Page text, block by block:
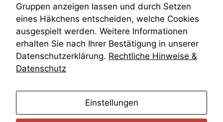
Zuständigkeit
Öffentliches Personalrecht
Öffentlichkeitsprinzip
Gruppen anzeigen lassen und durch Setzen
eines Häkchens entscheiden, welche Cookies
ausgespielt werden. Weitere Informationen
erhalten Sie nach Ihrer Bestätigung in unserer
Datenschutzerklärung. Rechtliche Hinweise &
Datenschutz
Einstellungen